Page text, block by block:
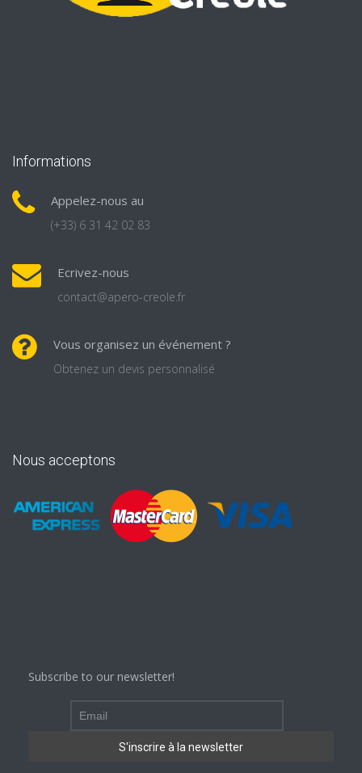
Informations
Appelez-nous au
(+33) 6 31 42 02 83
Ecrivez-nous
contact@apero-creole.fr
Vous organisez un événement ?
Obtenez un devis personnalisé
Nous acceptons
Subscribe to our newsletter!